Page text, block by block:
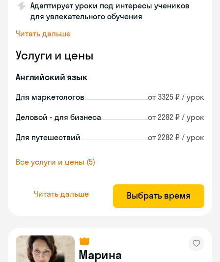
Адаптирует уроки под интересы учеников
для увлекательного обучения
Читать дальше
Услуги и цены
Английский язык
Для маркетологов от 3325 ₽ / урок
Деловой - для бизнеса от 2282 ₽ / урок
Для путешествий от 2282 ₽ / урок
Все услуги и цены (5)
Читать дальше Выбрать время
Марина